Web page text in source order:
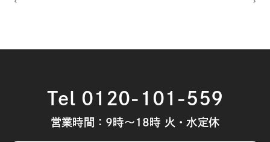
Tel 0120-101-559
営業時間：9時～18時 火・水定休